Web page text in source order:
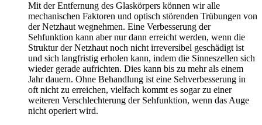
Mit der Entfernung des Glaskörpers können wir alle
mechanischen Faktoren und optisch störenden Trübungen von
der Netzhaut wegnehmen. Eine Verbesserung der
Sehfunktion kann aber nur dann erreicht werden, wenn die
Struktur der Netzhaut noch nicht irreversibel geschädigt ist
und sich langfristig erholen kann, indem die Sinneszellen sich
wieder gerade aufrichten. Dies kann bis zu mehr als einem
Jahr dauern. Ohne Behandlung ist eine Sehverbesserung in
oft nicht zu erreichen, vielfach kommt es sogar zu einer
weiteren Verschlechterung der Sehfunktion, wenn das Auge
nicht operiert wird.